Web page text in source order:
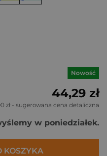
Nowość
44,29 zł
zł - sugerowana cena detaliczna
w poniedziałek.
KOSZYKA